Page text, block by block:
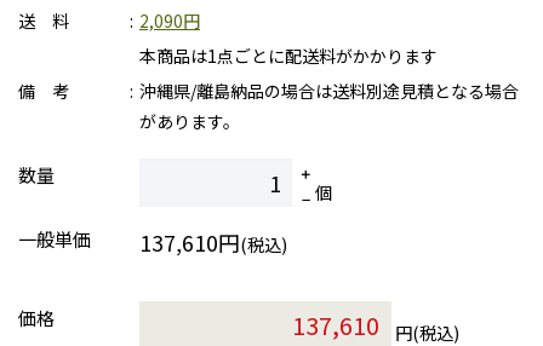
送 料
2,090円
本商品は1点ごとに配送料がかかります
備 考
沖縄県/離島納品の場合は送料別途見積となる場合
があります。
数量
個
一般単価
137,610円(税込)
価格
円(税込)